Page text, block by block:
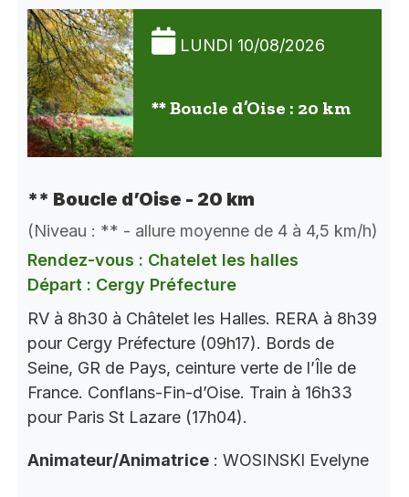
LUNDI 10/08/2026
** Boucle d’Oise : 20 km
** Boucle d’Oise - 20 km
(Niveau : ** - allure moyenne de 4 à 4,5 km/h)
Rendez-vous : Chatelet les halles
Départ : Cergy Préfecture
RV à 8h30 à Châtelet les Halles. RERA à 8h39
pour Cergy Préfecture (09h17). Bords de
Seine, GR de Pays, ceinture verte de l’Île de
France. Conflans-Fin-d’Oise. Train à 16h33
pour Paris St Lazare (17h04).
Animateur/Animatrice : WOSINSKI Evelyne